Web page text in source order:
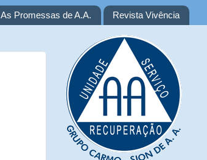
As Promessas de A.A. Revista Vivência